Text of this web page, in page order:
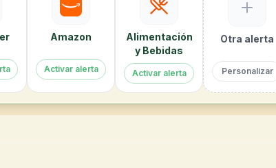
Amazon
Activar alerta
Alimentación
y Bebidas
Activar alerta
Otra alerta
Personalizar